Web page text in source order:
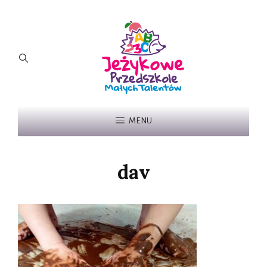
MENU
dav